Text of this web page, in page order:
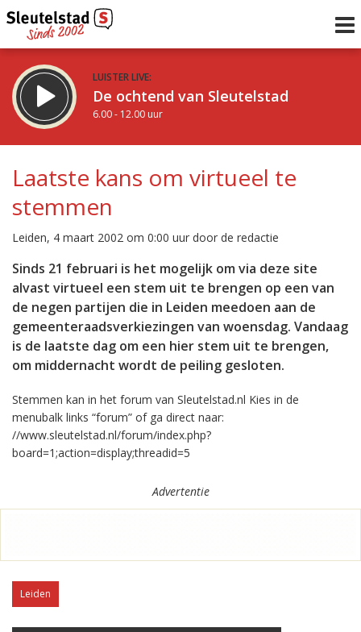
LUISTER LIVE:
De ochtend van Sleutelstad
6.00 - 12.00 uur
De middag van Sleutelstad
12.00 - 18.00 uur
Vorig uur
Inklappen
Laatste kans om virtueel te
stemmen
Leiden, 4 maart 2002 om 0:00 uur door de redactie
Sinds 21 februari is het mogelijk om via deze site
alvast virtueel een stem uit te brengen op een van
de negen partijen die in Leiden meedoen aan de
gemeenteraadsverkiezingen van woensdag. Vandaag
is de laatste dag om een hier stem uit te brengen,
om middernacht wordt de peiling gesloten.
Stemmen kan in het forum van Sleutelstad.nl Kies in de
menubalk links “forum” of ga direct naar:
//www.sleutelstad.nl/forum/index.php?
board=1;action=display;threadid=5
Advertentie
Leiden